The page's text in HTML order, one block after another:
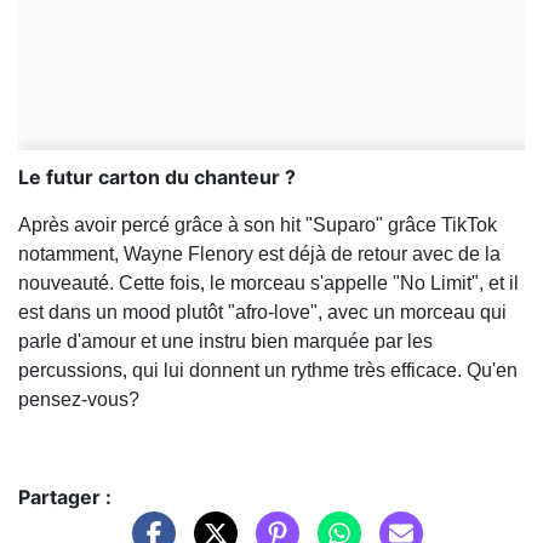
Le futur carton du chanteur ?
Après avoir percé grâce à son hit "Suparo" grâce TikTok
notamment, Wayne Flenory est déjà de retour avec de la
nouveauté. Cette fois, le morceau s'appelle "No Limit", et il
est dans un mood plutôt "afro-love", avec un morceau qui
parle d'amour et une instru bien marquée par les
percussions, qui lui donnent un rythme très efficace. Qu'en
pensez-vous?
Partager :